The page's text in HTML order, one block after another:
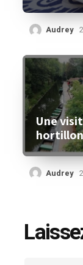
Audrey
Une
Audrey